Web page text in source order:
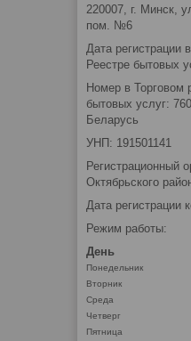
220007, г. Минск,
пом. №6
Дата регистрации
Реестре бытовых
Номер в Торговом
бытовых услуг:
Беларусь
УНП: 191501141
Регистрационный
Октябрьского
Дата регистрации
Режим работы:
День
Понедельник
Вторник
Среда
Четверг
Пятница